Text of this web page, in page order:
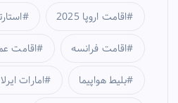
اقامت اروپا 2025
اقامت اقامت فرانسه
امارات بلیط هواپیما